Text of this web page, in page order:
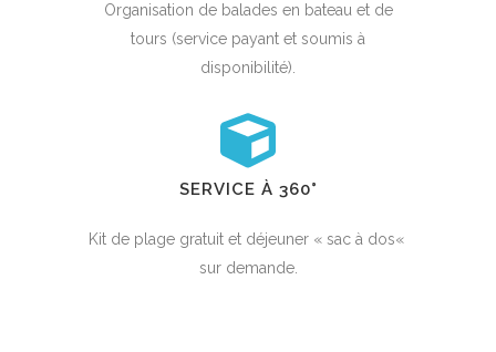
Organisation de balades en bateau et de
tours (service payant et soumis à
disponibilité).
SERVICE À 360°
Kit de plage gratuit et déjeuner « sac à dos«
sur demande.